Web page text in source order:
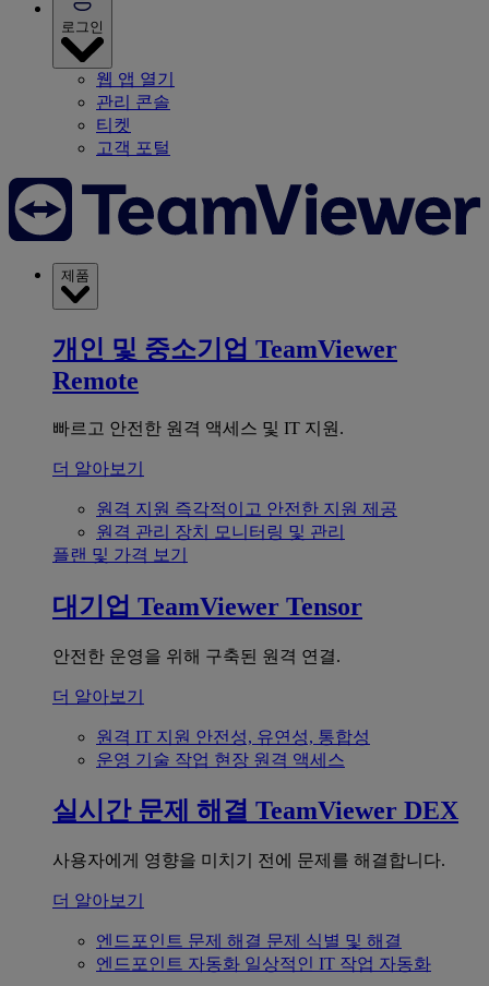
로그인
웹 앱 열기
관리 콘솔
티켓
고객 포털
제품
개인 및 중소기업 TeamViewer
Remote
빠르고 안전한 원격 액세스 및 IT 지원.
더 알아보기
원격 지원 즉각적이고 안전한 지원 제공
원격 관리 장치 모니터링 및 관리
플랜 및 가격 보기
대기업 TeamViewer Tensor
안전한 운영을 위해 구축된 원격 연결.
더 알아보기
원격 IT 지원 안전성, 유연성, 통합성
운영 기술 작업 현장 원격 액세스
실시간 문제 해결 TeamViewer DEX
사용자에게 영향을 미치기 전에 문제를 해결합니다.
더 알아보기
엔드포인트 문제 해결 문제 식별 및 해결
엔드포인트 자동화 일상적인 IT 작업 자동화